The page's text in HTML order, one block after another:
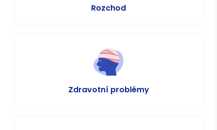
Rozchod
Zdravotní problémy